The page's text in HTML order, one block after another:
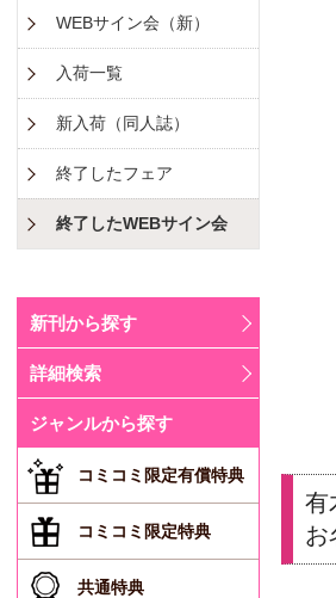
有
お
WEBサイン会（新）
入荷一覧
新入荷（同人誌）
終了したフェア
終了したWEBサイン会
新刊から探す
詳細検索
ジャンルから探す
コミコミ限定有償特典
コミコミ限定特典
共通特典